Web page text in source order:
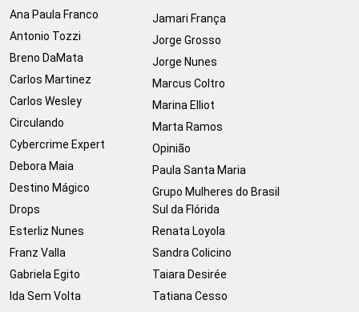
Ana Paula Franco
Antonio Tozzi
Breno DaMata
Carlos Martinez
Carlos Wesley
Circulando
Cybercrime Expert
Debora Maia
Destino Mágico
Drops
Esterliz Nunes
Franz Valla
Gabriela Egito
Ida Sem Volta
Jamari França
Jorge Grosso
Jorge Nunes
Marcus Coltro
Marina Elliot
Marta Ramos
Opinião
Paula Santa Maria
Grupo Mulheres do Brasil
Sul da Flórida
Renata Loyola
Sandra Colicino
Taiara Desirée
Tatiana Cesso